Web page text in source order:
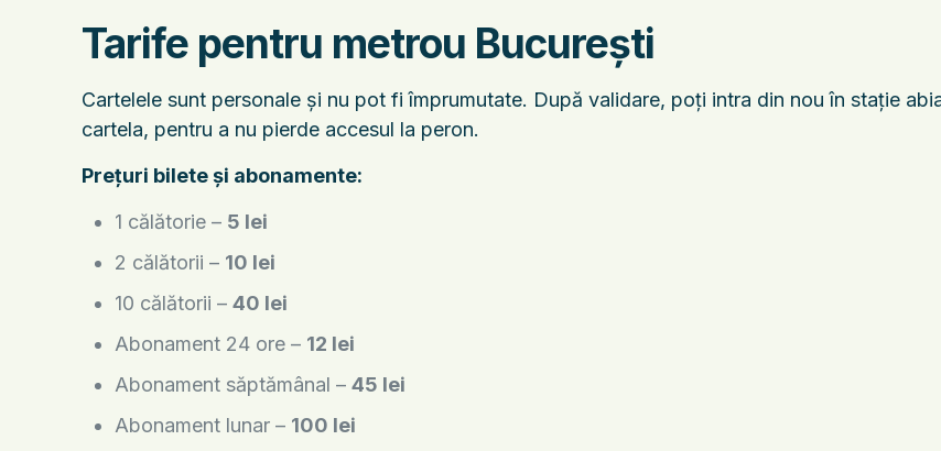
Tarife pentru metrou București
Cartelele sunt personale și nu pot fi împrumutate. După validare, poți intra din nou în stație
cartela, pentru a nu pierde accesul la peron.
Prețuri bilete și abonamente:
1 călătorie – 5 lei
2 călătorii – 10 lei
10 călătorii –40 lei
Abonament 24 ore – 12 lei
Abonament săptămânal –45 lei
Abonament lunar – 100 lei